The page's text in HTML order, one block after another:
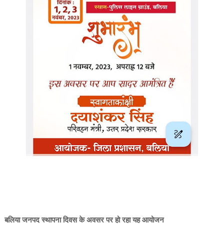
बलिया जनपद स्थापना दिवस के अवसर पर हो रहा यह आयोजन